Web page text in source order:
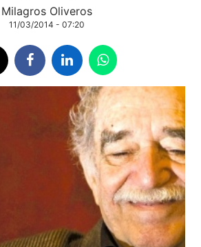
Milagros Oliveros
11/03/2014 - 07:20